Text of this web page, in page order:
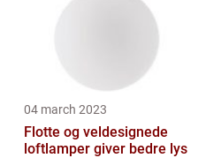
04 march 2023
Flotte og veldesignede
loftlamper giver bedre lys